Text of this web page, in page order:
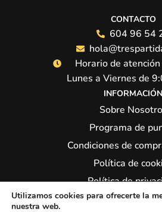
CONTACTO
604 96 54
Horario de
Lunes a Viernes de
INFORMACIÓN
Sobre
Programa de
Condiciones de
Política de
Política de
Síguenos:
Utilizamos cookies para ofrecerte la
nuestra web.